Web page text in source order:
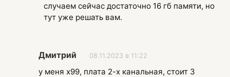
случаем сейчас достаточно 16 гб памяти, но
тут уже решать вам.
Дмитрий 08.11.2023 в 11:22
у меня x99, плата 2-х канальная, стоит 3